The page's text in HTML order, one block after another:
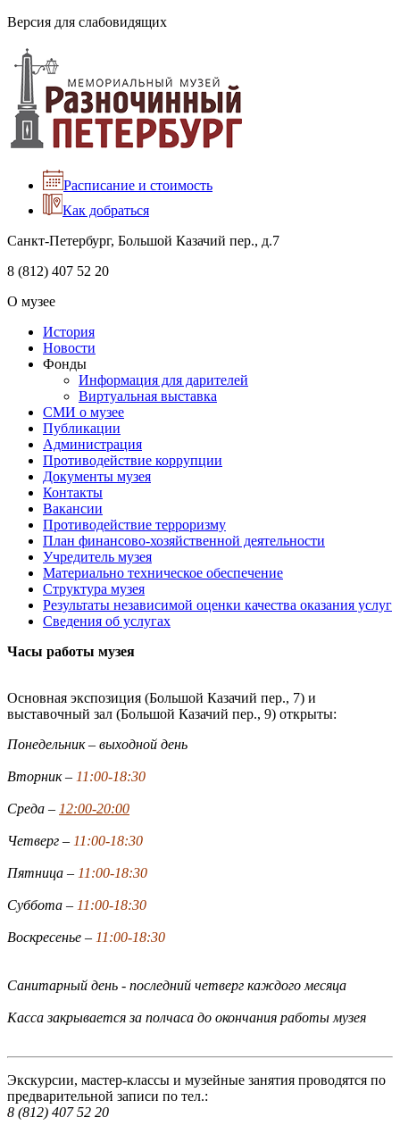
Версия для слабовидящих
Расписание и стоимость
Как добраться
Санкт-Петербург, Большой Казачий пер., д.7
8 (812) 407 52 20
О музее
История
Новости
Фонды
Информация для дарителей
Виртуальная выставка
СМИ о музее
Публикации
Администрация
Противодействие коррупции
Документы музея
Контакты
Вакансии
Противодействие терроризму
План финансово-хозяйственной деятельности
Учредитель музея
Материально техническое обеспечение
Структура музея
Результаты независимой оценки качества оказания услуг
Сведения об услугах
Часы работы музея
Основная экспозиция (Большой Казачий пер., 7) и
выставочный зал (Большой Казачий пер., 9) открыты:
Понедельник – выходной день
Вторник – 11:00-18:30
Среда – 12:00-20:00
Четверг – 11:00-18:30
Пятница – 11:00-18:30
Суббота – 11:00-18:30
Воскресенье – 11:00-18:30
Санитарный день - последний четверг каждого месяца
Касса закрывается за полчаса до окончания работы музея
Экскурсии, мастер-классы и музейные занятия проводятся по
предварительной записи по тел.:
8 (812) 407 52 20